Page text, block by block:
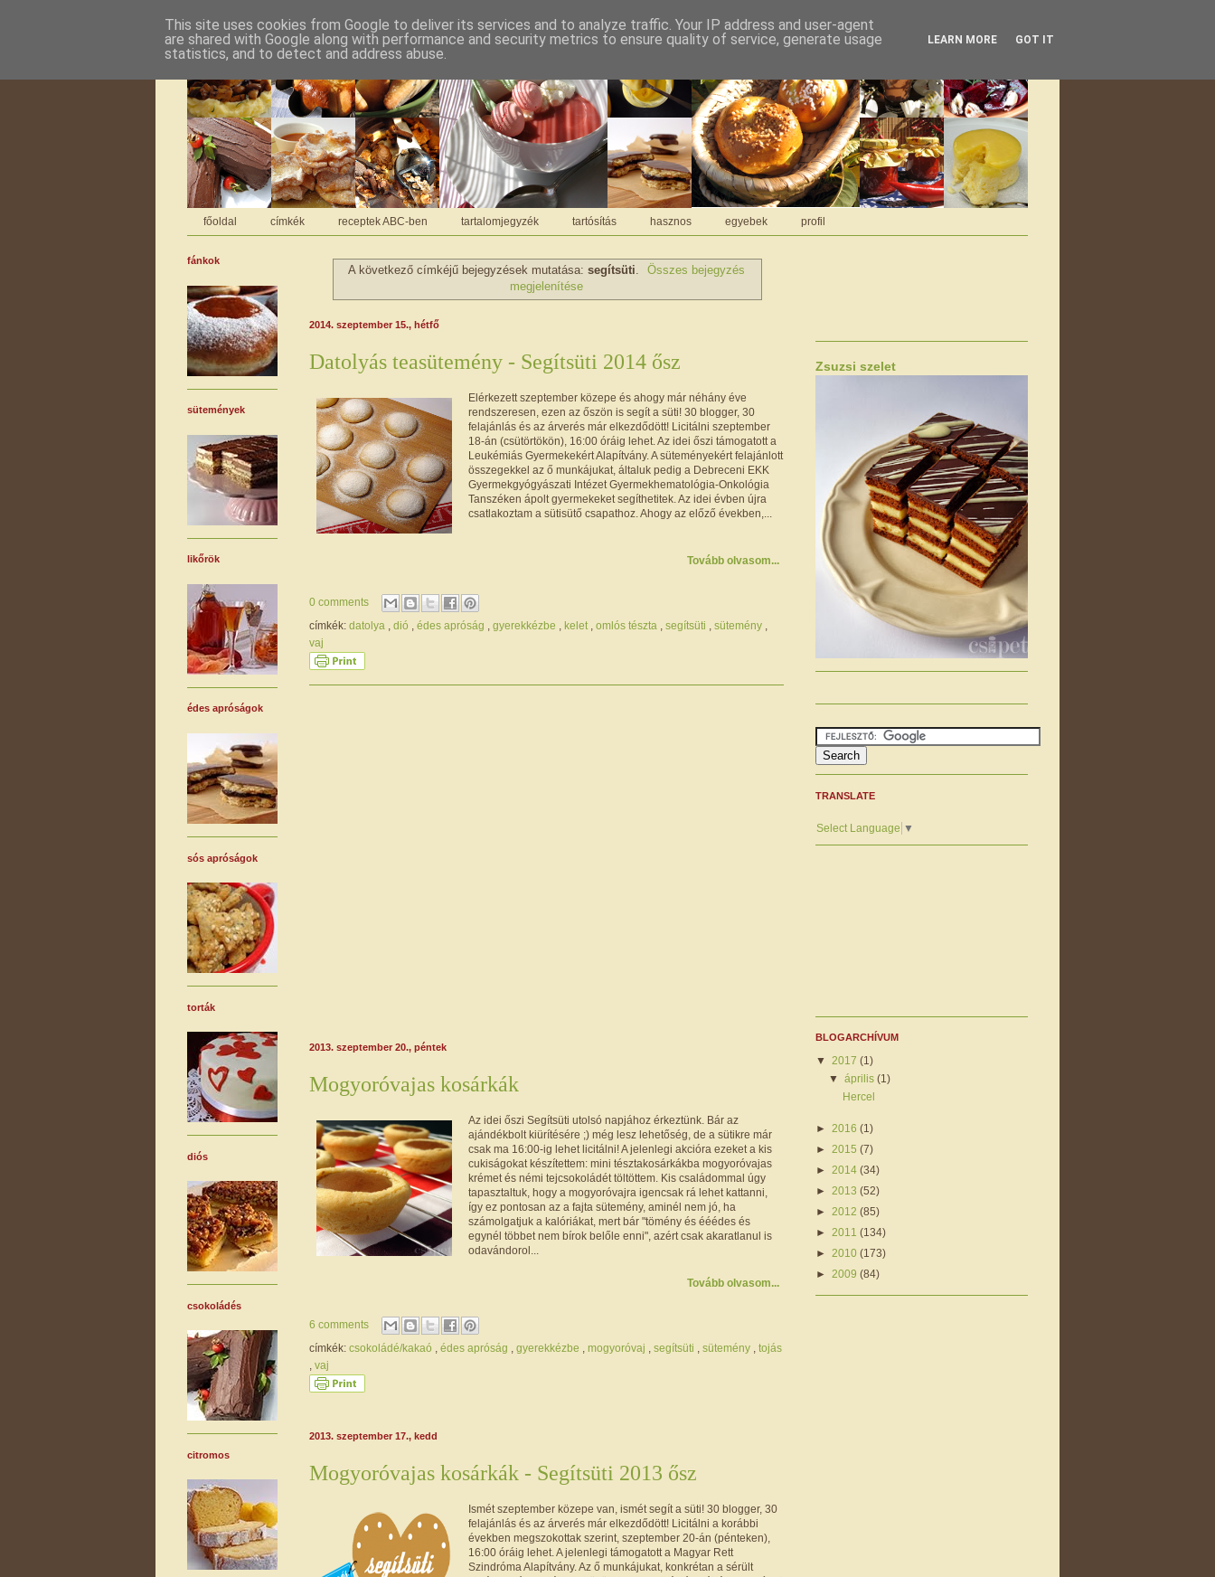
főoldal címkék receptek ABC-ben tartalomjegyzék tartósítás hasznos egyebek profil
A következő címkéjű bejegyzések mutatása: segítsüti
Összes bejegyzés
megjelenítése
2014. szeptember 15., hétfő
Datolyás teasütemény - Segítsüti 2014 ősz
Elérkezett szeptember közepe és ahogy már néhány éve
rendszeresen, ezen az őszön is segít a süti! 30 blogger, 30
felajánlás és az árverés már elkezdődött! Licitálni szeptember
18-án (csütörtökön), 16:00 óráig lehet. Az idei őszi támogatott a
Leukémiás Gyermekekért Alapítvány. A süteményekért felajánlott
összegekkel az ő munkájukat, általuk pedig a Debreceni EKK
Gyermekgyógyászati Intézet Gyermekhematológia-Onkológia
Tanszéken ápolt gyermekeket segíthetitek. Az idei évben újra
csatlakoztam a sütisütő csapathoz. Ahogy az előző években,...
Tovább olvasom...
0 comments
címkék: datolya dió édes apróság gyerekkézbe kelet omlós tészta segítsüti sütemény
vaj
2013. szeptember 20., péntek
Mogyoróvajas kosárkák
Az idei őszi Segítsüti utolsó napjához érkeztünk. Bár az
ajándékbolt kiürítésére ;) még lesz lehetőség, de a sütikre már
csak ma 16:00-ig lehet licitálni! A jelenlegi akcióra ezeket a kis
cukiságokat készítettem: mini tésztakosárkákba mogyoróvajas
krémet és némi tejcsokoládét töltöttem. Kis családommal úgy
tapasztaltuk, hogy a mogyoróvajra igencsak rá lehet kattanni,
így ez pontosan az a fajta sütemény, aminél nem jó, ha
számolgatjuk a kalóriákat, mert bár "tömény és ééédes és
egynél többet nem bírok belőle enni", azért csak akaratlanul is
odavándorol...
Tovább olvasom...
6 comments
címkék: csokoládé/kakaó édes apróság gyerekkézbe mogyoróvaj segítsüti sütemény
tojás
vaj
2013. szeptember 17., kedd
Mogyoróvajas kosárkák - Segítsüti 2013 ősz
Ismét szeptember közepe van, ismét segít a süti! 30 blogger, 30
felajánlás és az árverés már elkezdődött! Licitálni a korábbi
években megszokottak szerint, szeptember 20-án (pénteken),
16:00 óráig lehet. A jelenlegi támogatott a Magyar Rett
Szindróma Alapítvány. Az ő munkájukat, konkrétan a sérült
fánkok
sütemények
likőrök
édes apróságok
sós apróságok
torták
diós
csokoládés
citromos
Zsuzsi szelet
TRANSLATE
Select Language ▼
BLOGARCHÍVUM
▼ 2017 (1)
▼április(1)
Hercel
► 2016 (1)
► 2015 (7)
► 2014 (34)
► 2013 (52)
► 2012 (85)
► 2011 (134)
► 2010 (173)
► 2009 (84)
This site uses cookies from Google to deliver its services and to analyze traffic. Your IP address and user-agent
are shared with Google along with performance and security metrics to ensure quality of service, generate usage
statistics, and to detect and address abuse.
LEARN MORE GOT IT